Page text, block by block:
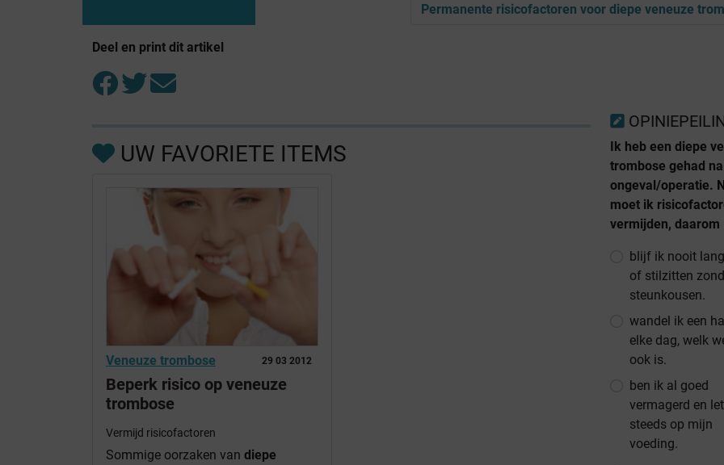
Permanente risicofactoren voor diepe veneuze
Deel en print dit artikel
UW FAVORIETE ITEMS
29 03 2012
Veneuze trombose
Beperk risico op veneuze
trombose
Vermijd risicofactoren
Sommige oorzaken van diepe
Ik heb een diepe
trombose gehad
ongeval/operatie.
moet ik
vermijden, daarom
blijf ik nooit
of stilzitten
steunkousen.
wandel ik een
elke dag, welk
ook is.
ben ik al goed
vermagerd en
steeds op mijn
voeding.